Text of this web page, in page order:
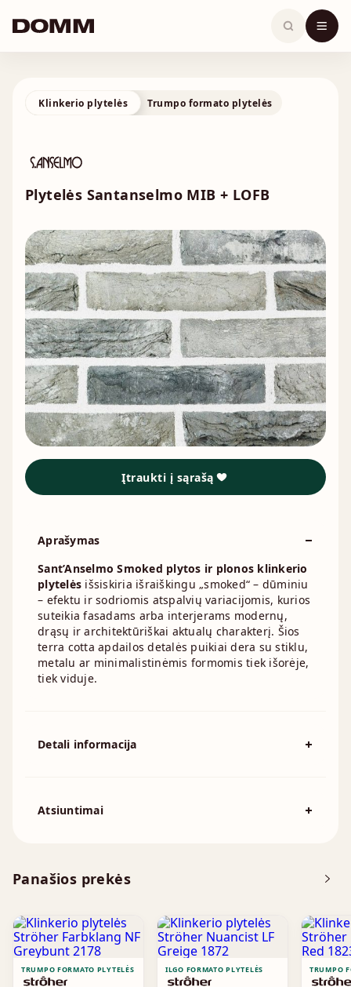
content
Klinkerio plytelės Trumpo formato plytelės
Plytelės Santanselmo MIB + LOFB
Panašios prekės
TRUMPO FORMATO PLYTELĖS ILGO FORMATO PLYTELĖS TRUMPO
Įtraukti į sąrašą
Aprašymas
Sant’Anselmo Smoked plytos ir plonos klinkerio
plytelės išsiskiria išraiškingu „smoked“ – dūminiu
– efektu ir sodriomis atspalvių variacijomis, kurios
suteikia fasadams arba interjerams modernų,
drąsų ir architektūriškai aktualų charakterį. Šios
terra cotta apdailos detalės puikiai dera su stiklu,
metalu ar minimalistinėmis formomis tiek išorėje,
tiek viduje.
Detali informacija
Išmatavimai
Atsiuntimai